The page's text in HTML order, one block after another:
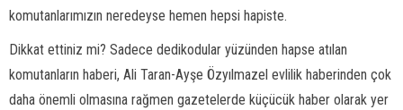
komutanlarımızın neredeyse hemen hepsi hapiste.
Dikkat ettiniz mi? Sadece dedikodular yüzünden hapse atılan
komutanların haberi, Ali Taran-Ayşe Özyılmazel evlilik haberinden çok
daha önemli olmasına rağmen gazetelerde küçücük haber olarak yer